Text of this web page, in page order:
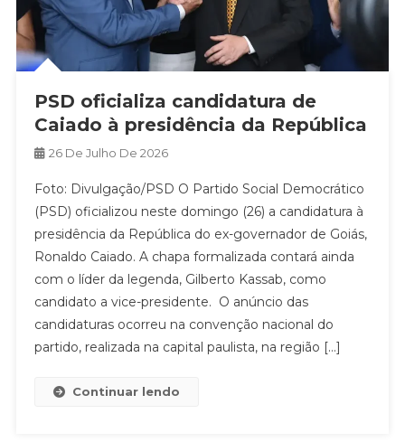
PSD oficializa candidatura de
Caiado à presidência da República
26 De Julho De 2026
Foto: Divulgação/PSD O Partido Social Democrático
(PSD) oficializou neste domingo (26) a candidatura à
presidência da República do ex-governador de Goiás,
Ronaldo Caiado. A chapa formalizada contará ainda
com o líder da legenda, Gilberto Kassab, como
candidato a vice-presidente. O anúncio das
candidaturas ocorreu na convenção nacional do
partido, realizada na capital paulista, na região […]
Continuar lendo